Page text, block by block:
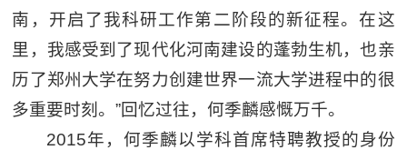
南，开启了我科研工作第二阶段的新征程。在这
里，我感受到了现代化河南建设的蓬勃生机，也亲
历了郑州大学在努力创建世界一流大学进程中的很
多重要时刻。”回忆过往，何季麟感慨万千。
2015年，何季麟以学科首席特聘教授的身份